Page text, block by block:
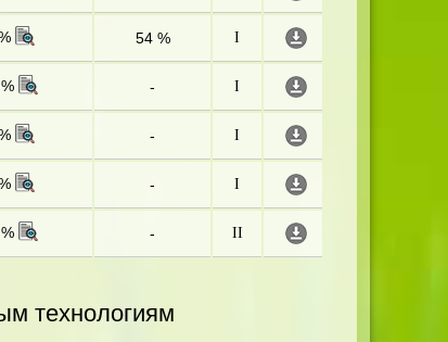
54 % I
% - I
- I
- I
% - II
технологиям